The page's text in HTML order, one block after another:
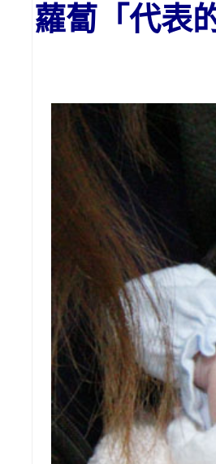
蘿蔔「代表